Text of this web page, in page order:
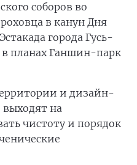
соборов во
в канун Дня
города Гусь-
в планах Ганшин-парк
и дизайн-
на
чистоту и порядок